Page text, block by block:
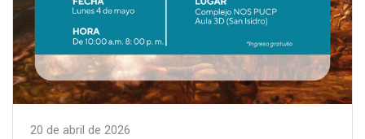
20 de abril de 2026